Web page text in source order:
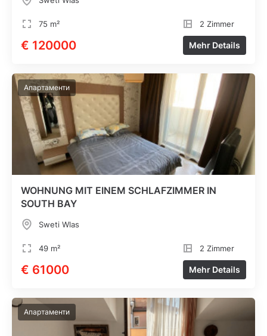
75 m² 2 Zimmer
€ 120000 Mehr Details
Апартаменти
WOHNUNG MIT EINEM SCHLAFZIMMER IN
SOUTH BAY
Sweti Wlas
49 m² 2 Zimmer
€ 61000 Mehr Details
Апартаменти